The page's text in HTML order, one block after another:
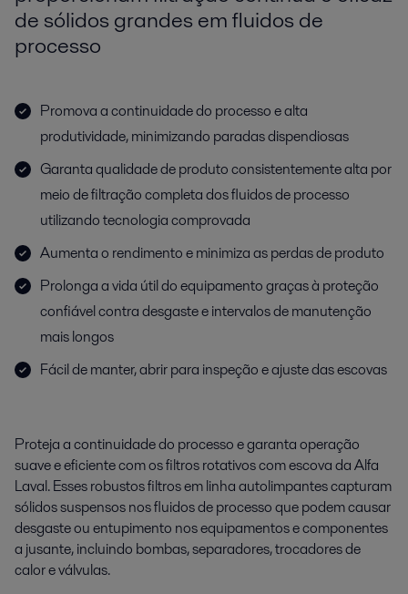
de sólidos grandes em fluidos de
processo
Promova a continuidade do processo e alta
produtividade, minimizando paradas dispendiosas
Garanta qualidade de produto consistentemente alta por
meio de filtração completa dos fluidos de processo
utilizando tecnologia comprovada
Aumenta o rendimento e minimiza as perdas de produto
Prolonga a vida útil do equipamento graças à proteção
confiável contra desgaste e intervalos de manutenção
mais longos
Fácil de manter, abrir para inspeção e ajuste das escovas
Proteja a continuidade do processo e garanta operação
suave e eficiente com os filtros rotativos com escova da Alfa
Laval. Esses robustos filtros em linha autolimpantes capturam
sólidos suspensos nos fluidos de processo que podem causar
desgaste ou entupimento nos equipamentos e componentes
a jusante, incluindo bombas, separadores, trocadores de
calor e válvulas.